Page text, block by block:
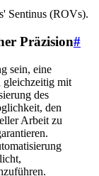
Sentinus (ROVs).
Präzision#
sein, eine
gleichzeitig mit
des
den
Arbeit zu